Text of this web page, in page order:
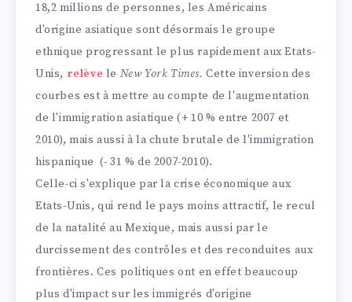
18,2 millions de personnes, les Américains
d'origine asiatique sont désormais le groupe
ethnique progressant le plus rapidement aux Etats-
Unis, relève le New York Times.Cette inversion des
courbes est à mettre au compte de l'augmentation
de l'immigration asiatique (+ 10 % entre 2007 et
2010), mais aussi à la chute brutale de l'immigration
hispanique (- 31 % de 2007-2010).
Celle-ci s'explique par la crise économique aux
Etats-Unis, qui rend le pays moins attractif, le recul
de la natalité au Mexique, mais aussi par le
durcissement des contrôles et des reconduites aux
frontières. Ces politiques ont en effet beaucoup
plus d'impact sur les immigrés d'origine